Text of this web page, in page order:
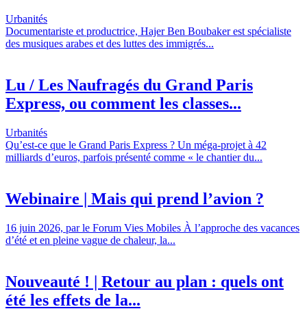
Urbanités
Documentariste et productrice, Hajer Ben Boubaker est spécialiste
des musiques arabes et des luttes des immigrés...
Lu / Les Naufragés du Grand Paris
Express, ou comment les classes...
Urbanités
Qu’est-ce que le Grand Paris Express ? Un méga-projet à 42
milliards d’euros, parfois présenté comme « le chantier du...
Webinaire | Mais qui prend l’avion ?
16 juin 2026, par le Forum Vies Mobiles À l’approche des vacances
d’été et en pleine vague de chaleur, la...
Nouveauté ! | Retour au plan : quels ont
été les effets de la...